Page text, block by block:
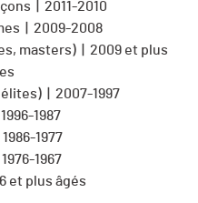
| 2011-2010
| 2009-2008
masters) | 2009 et plus
| 2007-1997
1987
1977
1967
et plus âgés